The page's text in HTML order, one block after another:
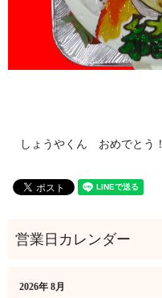
しょうやくん おめでとう！
2026年 8月